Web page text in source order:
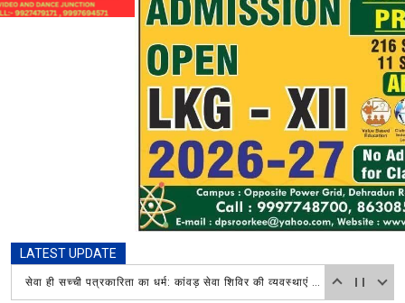
LATEST UPDATE
सेवा ही सच्ची पत्रकारिता का धर्म: कांवड़ सेवा शिविर की व्यवस्थाएं देखकर भावुक हुईं सीओ ओसीन जोशी, प्रेस क्लब रुड़की की खुलकर की सराहना